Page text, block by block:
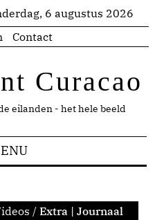
6 augustus 2026
Contact
Curacao
eilanden - het hele beeld
/ Extra | Journaal